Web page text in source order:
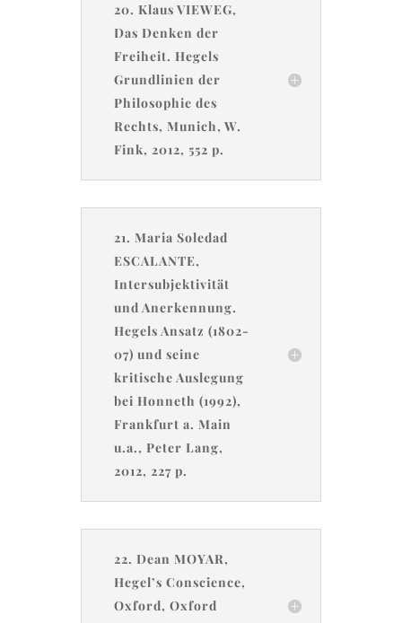
20. Klaus VIEWEG,
Das Denken der
Freiheit. Hegels
Grundlinien der
Philosophie des
Rechts, Munich, W.
Fink, 2012, 552 p.
21. Maria Soledad
ESCALANTE,
Intersubjektivität
und Anerkennung.
Hegels Ansatz (1802-
07) und seine
kritische Auslegung
bei Honneth (1992),
Frankfurt a. Main
u.a., Peter Lang,
2012, 227 p.
22. Dean MOYAR,
Hegel’s Conscience,
Oxford, Oxford